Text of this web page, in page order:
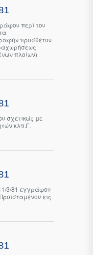
περί του
προσθέτου
πλοίων)
σχετικώς με
κλπ.Γ.
3/81 εγγράφου
εις